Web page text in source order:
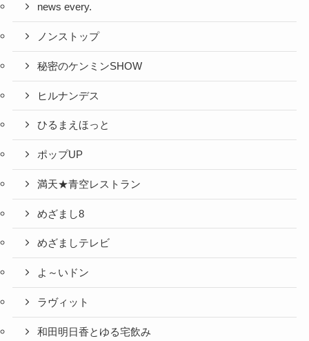
news every.
ノンストップ
秘密のケンミンSHOW
ヒルナンデス
ひるまえほっと
ポップUP
満天★青空レストラン
めざまし8
めざましテレビ
よ～いドン
ラヴィット
和田明日香とゆる宅飲み